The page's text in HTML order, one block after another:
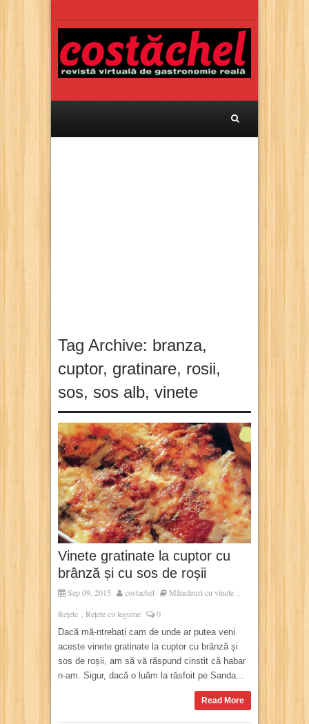
Tag Archive: branza,
cuptor, gratinare, rosii,
sos, sos alb, vinete
Vinete gratinate la cuptor cu
brânză și cu sos de roșii
Sep 09, 2015 costachel Mâncăruri cu vinete ,
Rețete , Rețete cu legume 0
Dacă mă-ntrebați cam de unde ar putea veni
aceste vinete gratinate la cuptor cu brânză și
sos de roșii, am să vă răspund cinstit că habar
n-am. Sigur, dacă o luăm la răsfoit pe Sanda...
Read More